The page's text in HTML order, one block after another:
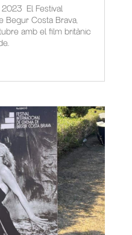
2023 El Festival
Begur Costa Brava,
amb el film britànic